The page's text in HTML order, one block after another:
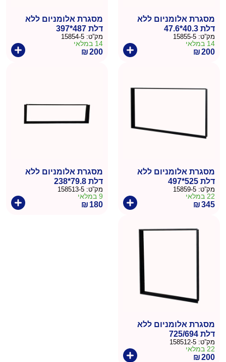
מסגרת אלומניום ללא
דלת 40.3*47.6
מק”ט: 15855-5
14 במלאי
₪200
מסגרת אלומניום ללא
דלת 487*397
מק”ט: 15854-5
14 במלאי
₪200
מסגרת אלומניום ללא
דלת 525*497
מק”ט: 15859-5
22 במלאי
₪345
מסגרת אלומניום ללא
דלת 79.8*238
מק”ט: 158513-5
9 במלאי
₪ 180
מסגרת אלומניום ללא
דלת 725/694
מק”ט: 158512-5
22 במלאי
₪200